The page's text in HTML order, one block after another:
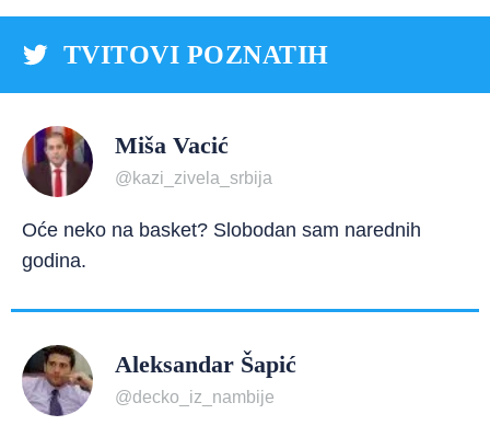
TVITOVI POZNATIH
Miša Vacić
@kazi_zivela_srbija
Oće neko na basket? Slobodan sam narednih
godina.
Aleksandar Šapić
@decko_iz_nambije